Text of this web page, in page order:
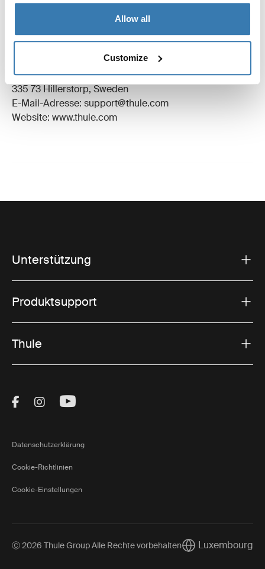
Allow all
Customize
Herstellungsinformationen
Eingetragenes Warenzeichen: Thule Schweden AB
Name des Herstellers: Thule Schweden
Adresse des Herstellers: Borggatan 5,
335 73 Hillerstorp, Sweden
E-Mail-Adresse: support@thule.com
Website: www.thule.com
Unterstützung
Produktsupport
Thule
Visit Thule on Facebook (external link)
Visit Thule on Instagram (external link)
Visit Thule on Youtube (external
Datenschutzerklärung
Cookie-Richtlinien
Cookie-Einstellungen
Ⓒ 2026 Thule Group Alle Rechte vorbehaltenCurrent market/
Luxembourg